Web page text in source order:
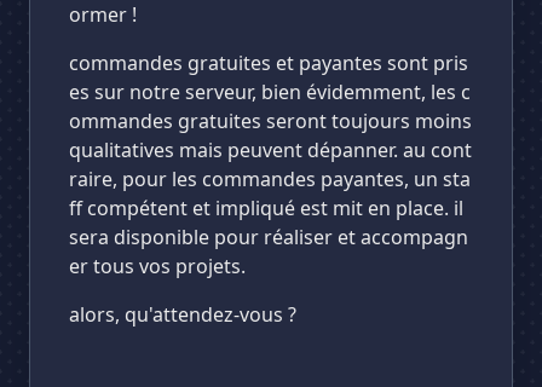
ormer !
commandes gratuites et payantes sont pris
es sur notre serveur, bien évidemment, les c
ommandes gratuites seront toujours moins
qualitatives mais peuvent dépanner. au cont
raire, pour les commandes payantes, un sta
ff compétent et impliqué est mit en place. il
sera disponible pour réaliser et accompagn
er tous vos projets.
alors, qu'attendez-vous ?